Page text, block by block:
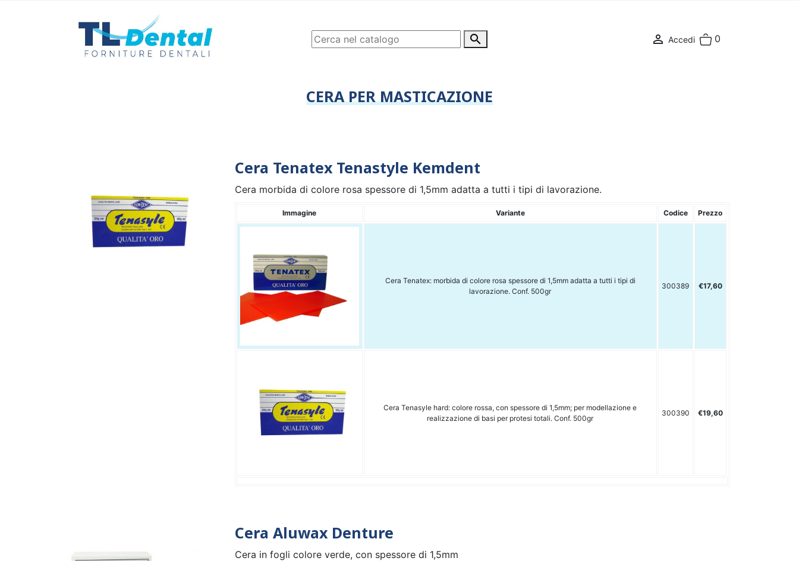
  Accedi 0
CERA PER MASTICAZIONE
Cera Tenatex Tenastyle Kemdent
Cera morbida di colore rosa spessore di 1,5mm adatta a tutti i tipi di lavorazione.
Immagine Variante Codice Prezzo
Cera Tenatex: morbida di colore rosa spessore di 1,5mm adatta a tutti i tipi di
lavorazione. Conf. 500gr
300389 €17,60
Cera Tenasyle hard: colore rossa, con spessore di 1,5mm; per modellazione e
realizzazione di basi per protesi totali. Conf. 500gr
300390 €19,60
Cera Aluwax Denture
Cera in fogli colore verde, con spessore di 1,5mm